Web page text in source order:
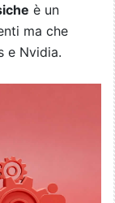
è un
ma che
e Nvidia.